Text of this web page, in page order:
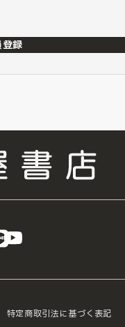
録
LINE
特定商取引法に基づく表記